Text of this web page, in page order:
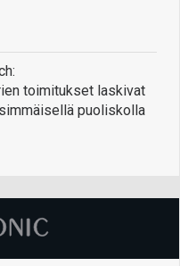
toimitukset laskivat
puoliskolla